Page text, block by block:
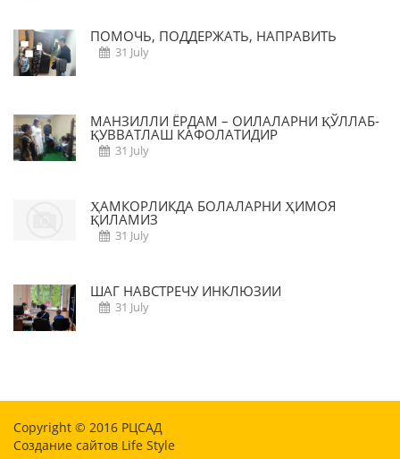
ПОМОЧЬ, ПОДДЕРЖАТЬ, НАПРАВИТЬ
31 July
МАНЗИЛЛИ ЁРДАМ – ОИЛАЛАРНИ ҚЎЛЛАБ-
ҚУВВАТЛАШ КАФОЛАТИДИР
31 July
ҲАМКОРЛИКДА БОЛАЛАРНИ ҲИМОЯ
ҚИЛАМИЗ
31 July
ШАГ НАВСТРЕЧУ ИНКЛЮЗИИ
31 July
Copyright © 2016 РЦСАД
Создание сайтов Life Style